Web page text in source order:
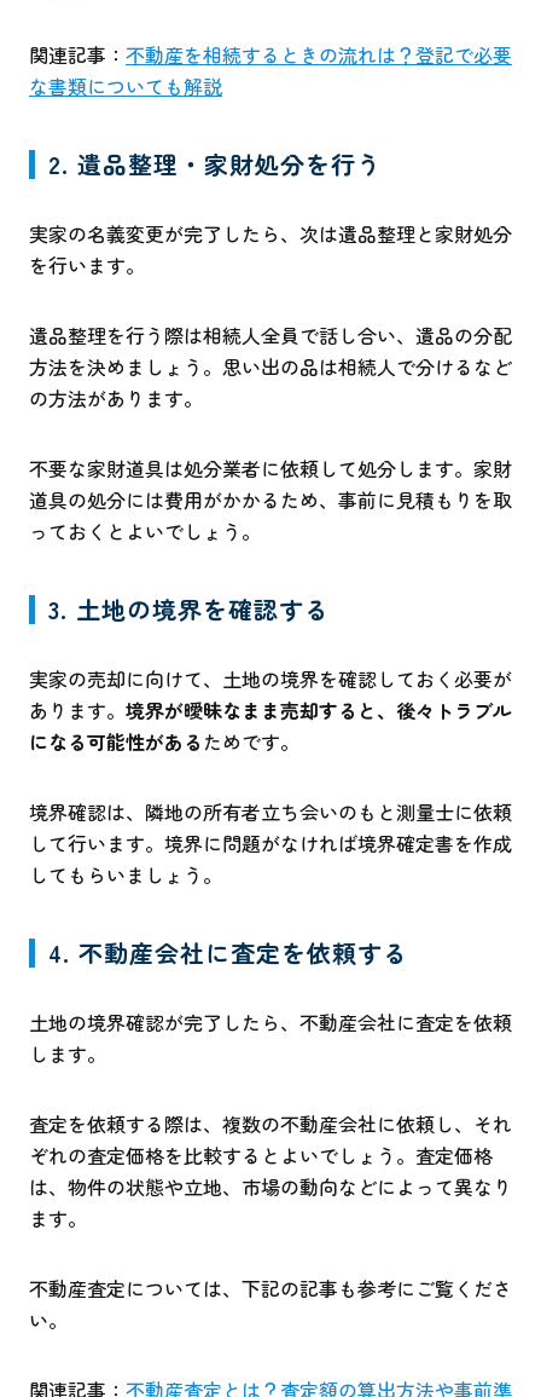
関連記事： 不動産を相続するときの流れは？登記で必要
な書類についても解説
2. 遺品整理・家財処分を行う
実家の名義変更が完了したら、次は遺品整理と家財処分
を行います。
遺品整理を行う際は相続人全員で話し合い、遺品の分配
方法を決めましょう。思い出の品は相続人で分けるなど
の方法があります。
不要な家財道具は処分業者に依頼して処分します。家財
道具の処分には費用がかかるため、事前に見積もりを取
っておくとよいでしょう。
3. 土地の境界を確認する
実家の売却に向けて、土地の境界を確認しておく必要が
あります。 境界が曖昧なまま売却すると、後々トラブル
になる可能性がある ためです。
境界確認は、隣地の所有者立ち会いのもと測量士に依頼
して行います。境界に問題がなければ境界確定書を作成
してもらいましょう。
4. 不動産会社に査定を依頼する
土地の境界確認が完了したら、不動産会社に査定を依頼
します。
査定を依頼する際は、複数の不動産会社に依頼し、それ
ぞれの査定価格を比較するとよいでしょう。査定価格
は、物件の状態や立地、市場の動向などによって異なり
ます。
不動産査定については、下記の記事も参考にご覧くださ
い。
関連記事： 不動産査定とは？査定額の算出方法や事前準